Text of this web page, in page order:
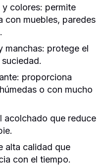
colores: permite
con muebles, paredes
manchas: protege el
proporciona
o con mucho
acolchado que reduce
alta calidad que
con el tiempo.